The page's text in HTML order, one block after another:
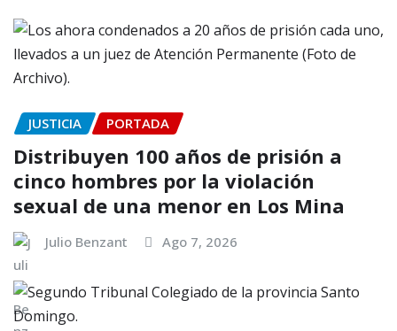
JUSTICIA PORTADA
Distribuyen 100 años de prisión a
cinco hombres por la violación
sexual de una menor en Los Mina
Julio Benzant Ago 7, 2026